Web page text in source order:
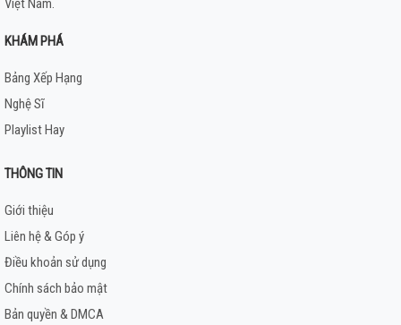
Việt Nam.
KHÁM PHÁ
Bảng Xếp Hạng
Nghệ Sĩ
Playlist Hay
THÔNG TIN
Giới thiệu
Liên hệ & Góp ý
Điều khoản sử dụng
Chính sách bảo mật
Bản quyền & DMCA